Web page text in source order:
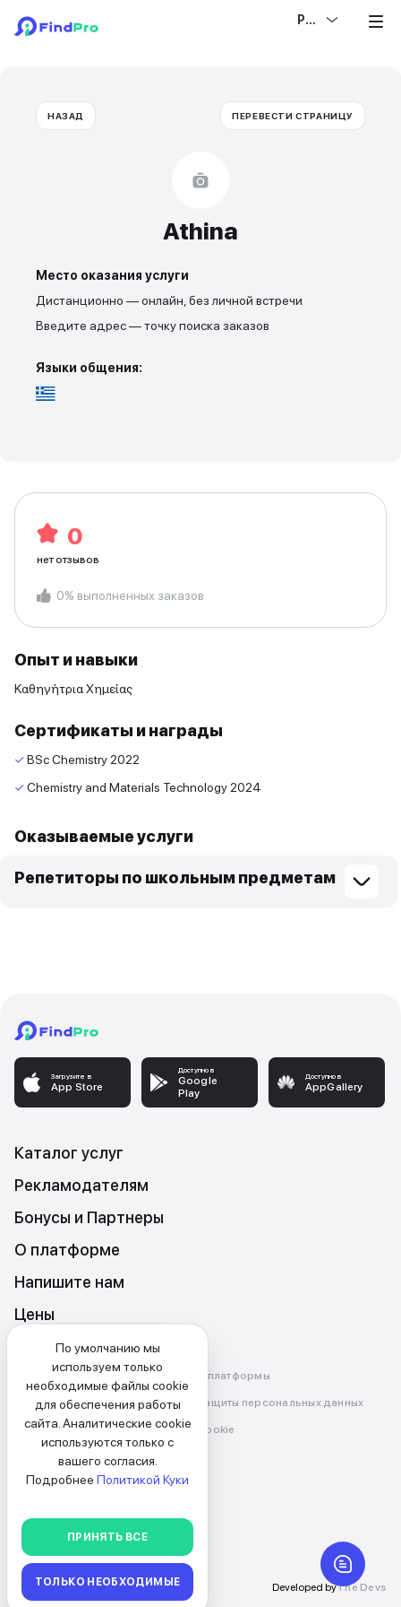
РУС
По умолчанию мы
используем только
необходимые файлы cookie
для обеспечения работы
сайта. Аналитические cookie
используются только с
вашего согласия.
Подробнее Политикой Куки
ПРИНЯТЬ ВСЕ
ТОЛЬКО НЕОБХОДИМЫЕ
Athina
ПЕРЕВЕСТИ СТРАНИЦУ
НАЗАД
Место оказания услуги
Дистанционно — онлайн, без личной встречи
Введите адрес — точку поиска заказов
Языки общения:
Опыт и навыки
Καθηγήτρια Χημείας
Сертификаты и награды
✓BSc Chemistry 2022
✓Chemistry and Materials Technology 2024
Оказываемые услуги
Репетиторы по школьным предметам
0
нет отзывов
0% выполненных заказов
ВЫБРАТЬ
Загрузите в
App Store
Доступно в
Google
Play
Доступно в
AppGallery
Каталог услуг
Рекламодателям
Бонусы и Партнеры
О платформе
Напишите нам
Цены
Правила и условия использования платформы
Политика конфиденциальности и защиты персональных данных
Политика использования файлов cookie
РУС
© FindPro,2026 Developed byThe Devs